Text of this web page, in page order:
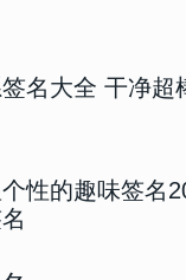
名大全 干净超
性的趣味签名